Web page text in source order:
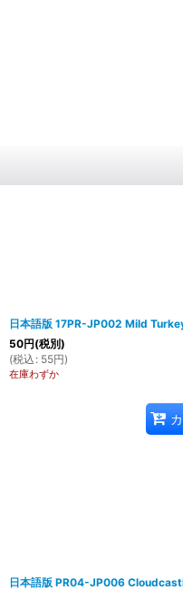
日本語版 17PR-JP002 Mild
50円(税別)
(税込 : 55円)
在庫わずか
日本語版 PR04-JP006